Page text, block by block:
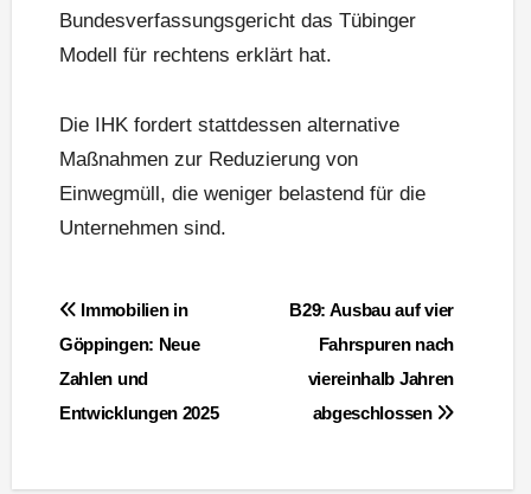
Bundesverfassungsgericht das Tübinger
Modell für rechtens erklärt hat.
Die IHK fordert stattdessen alternative
Maßnahmen zur Reduzierung von
Einwegmüll, die weniger belastend für die
Unternehmen sind.
BeitragsnavigationB29: Ausbau auf vier
Fahrspuren nach
viereinhalb Jahren
abgeschlossen
Immobilien in
Göppingen: Neue
Zahlen und
Entwicklungen 2025